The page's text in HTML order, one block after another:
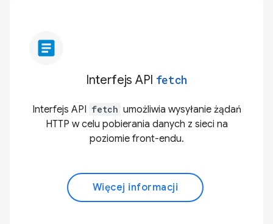
article
Interfejs API fetch
Interfejs API fetch umożliwia wysyłanie żądań
HTTP w celu pobierania danych z sieci na
poziomie front-endu.
Więcej informacji